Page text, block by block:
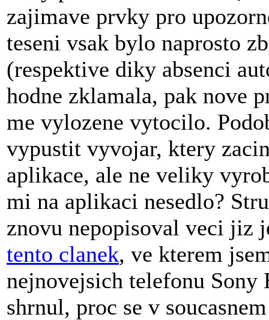
zajimave prvky pro
teseni vsak bylo naprosto
(respektive diky absenci
hodne zklamala, pak nove
me vylozene vytocilo.
vypustit vyvojar, ktery
aplikace, ale ne veliky
mi na aplikaci nesedlo?
znovu nepopisoval veci jiz
tento clanek, ve kterem
nejnovejsich telefonu Sony
shrnul, proc se v